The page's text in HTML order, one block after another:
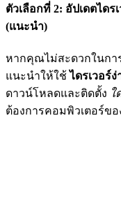
ตัวเลือกที่ 2: อัปเดตได
(แนะนำ)
หากคุณไม่สะดวกในกา
แนะนำให้ใช้ไดรเวอร์ง่
ดาวน์โหลดและติดตั้ง ใ
ต้องการคอมพิวเตอร์ข